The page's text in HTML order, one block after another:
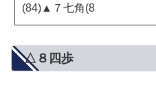
(84)▲７七角(8
△８四歩